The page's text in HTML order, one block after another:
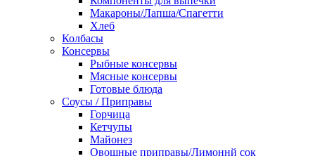
Макароны/Лапша/Спагетти
Хлеб
Колбасы
Консервы
Рыбные консервы
Мясные консервы
Готовые блюда
Соусы / Приправы
Горчица
Кетчупы
Майонез
Овощные приправы/Лимоннй сок